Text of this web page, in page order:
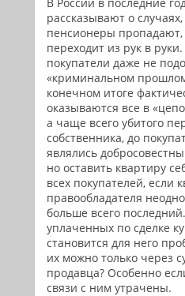
рассказывают о
пенсионеры
переходит из рук в
покупатели даже не
«криминальном
конечном итоге
оказываются все в
а чаще всего убитого
собственника, до
являлись
но оставить квартиру
всех покупателей, если
правообладателя
больше всего
уплаченных по сделке
становится для него
их можно только через
продавца? Особенно
связи с ним утрачены.